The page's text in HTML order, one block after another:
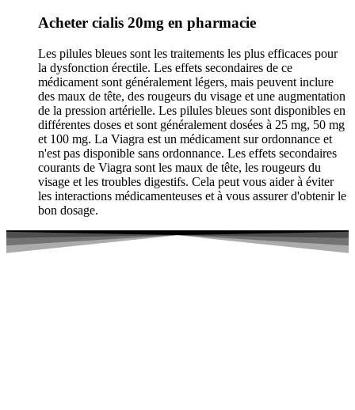
Acheter cialis 20mg en pharmacie
Les pilules bleues sont les traitements les plus efficaces pour
la dysfonction érectile. Les effets secondaires de ce
médicament sont généralement légers, mais peuvent inclure
des maux de tête, des rougeurs du visage et une augmentation
de la pression artérielle. Les pilules bleues sont disponibles en
différentes doses et sont généralement dosées à 25 mg, 50 mg
et 100 mg. La Viagra est un médicament sur ordonnance et
n'est pas disponible sans ordonnance. Les effets secondaires
courants de Viagra sont les maux de tête, les rougeurs du
visage et les troubles digestifs. Cela peut vous aider à éviter
les interactions médicamenteuses et à vous assurer d'obtenir le
bon dosage.